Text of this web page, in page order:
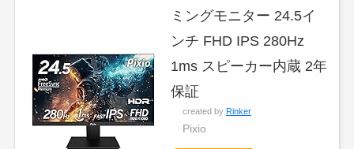
ミングモニター 24.5イ
ンチ FHD IPS 280Hz
1ms スピーカー内蔵 2年
保証
created by Rinker
Pixio